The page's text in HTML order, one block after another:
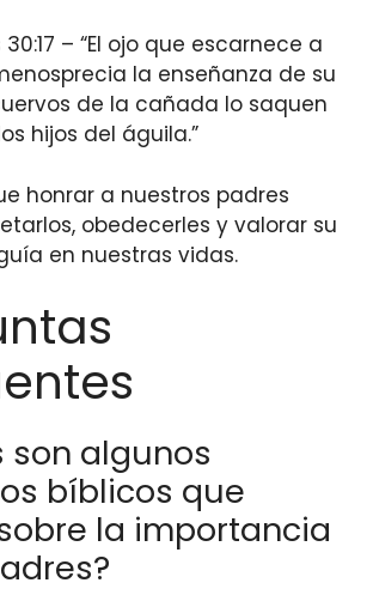
30:17 – “El ojo que escarnece a
la enseñanza de su
de la cañada lo saquen
hijos del águila.”
honrar a nuestros padres
obedecerles y valorar su
en nuestras vidas.
son algunos
bíblicos que
la importancia